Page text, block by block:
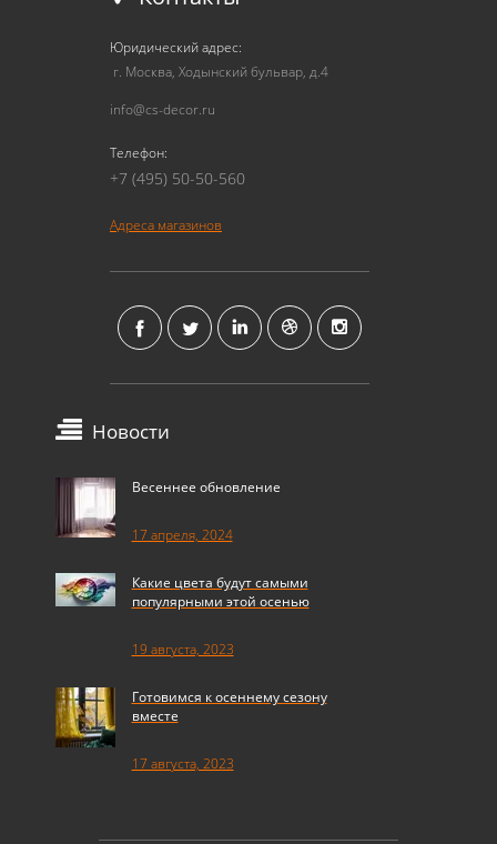
Юридический адрес:
г. Москва, Ходынский бульвар, д.4
info@cs-decor.ru
Телефон:
+7 (495) 50-50-560
Адреса магазинов
Новости
Весеннее обновление
17 апреля, 2024
Какие цвета будут самыми
популярными этой осенью
19 августа, 2023
Готовимся к осеннему сезону
вместе
17 августа, 2023